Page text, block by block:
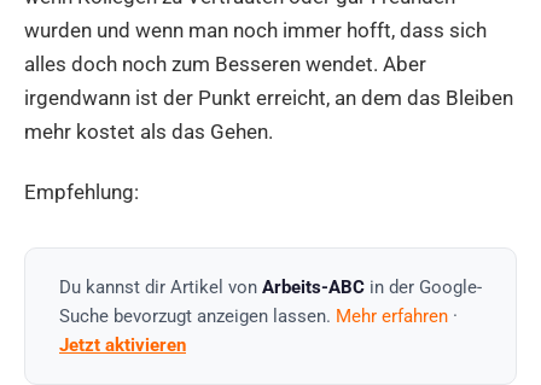
wurden und wenn man noch immer hofft, dass sich
alles doch noch zum Besseren wendet. Aber
irgendwann ist der Punkt erreicht, an dem das Bleiben
mehr kostet als das Gehen.
Empfehlung:
Du kannst dir Artikel von Arbeits-ABC in der Google-
Suche bevorzugt anzeigen lassen. Mehr erfahren ·
Jetzt aktivieren